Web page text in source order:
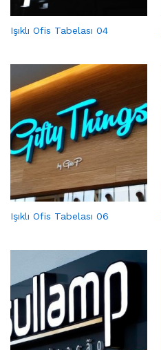
Işıklı Ofis Tabelası 04
Işıklı Ofis Tabelası 06